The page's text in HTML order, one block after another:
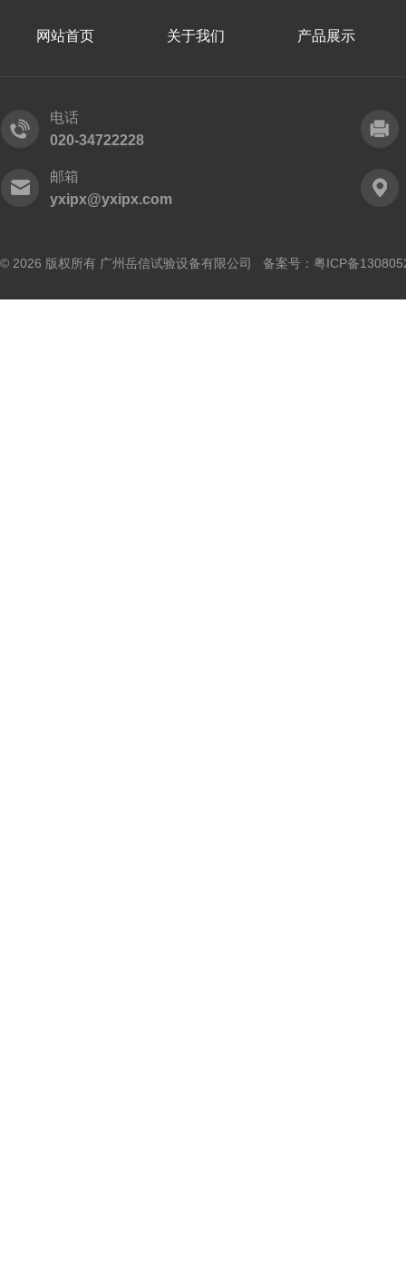
网站首页 关于我们 产品展示
电话
020-34722228
邮箱
yxipx@yxipx.com
© 2026 版权所有 广州岳信试验设备有限公司 备案号： 粤ICP备